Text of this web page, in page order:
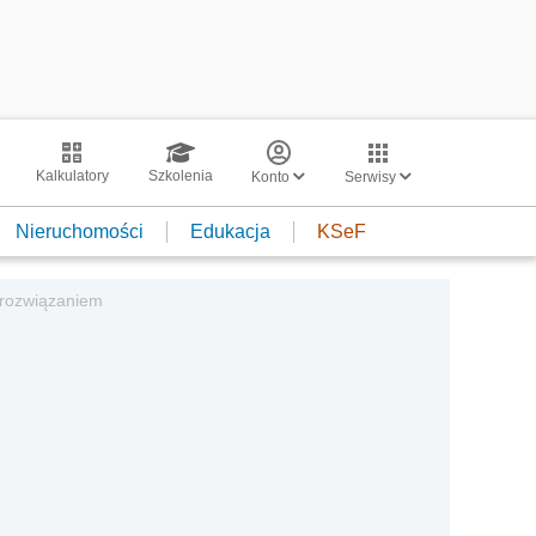
Kalkulatory Szkolenia Konto Serwisy
Nieruchomości Edukacja KSeF